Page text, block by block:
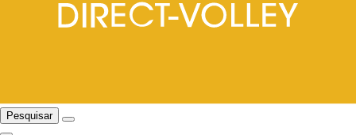
Pesquisar